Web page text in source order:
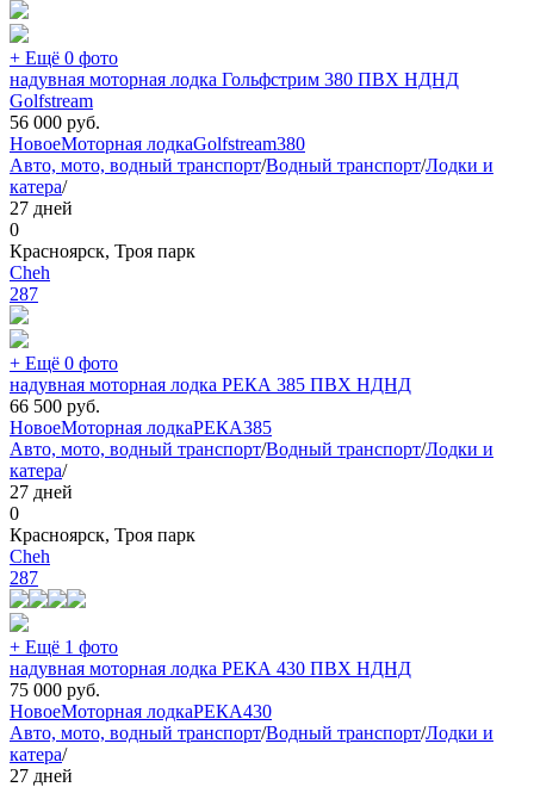
+ Ещё 0 фото
надувная моторная лодка Гольфстрим 380 ПВХ НДНД
Golfstream
56 000 руб.
НовоеМоторная лодкаGolfstream380
Авто, мото, водный транспорт/Водный транспорт/Лодки и
катера/
27 дней
0
Красноярск, Троя парк
Cheh
287
+ Ещё 0 фото
надувная моторная лодка РЕКА 385 ПВХ НДНД
66 500 руб.
НовоеМоторная лодкаРЕКА385
Авто, мото, водный транспорт/Водный транспорт/Лодки и
катера/
27 дней
0
Красноярск, Троя парк
Cheh
287
+ Ещё 1 фото
надувная моторная лодка РЕКА 430 ПВХ НДНД
75 000 руб.
НовоеМоторная лодкаРЕКА430
Авто, мото, водный транспорт/Водный транспорт/Лодки и
катера/
27 дней